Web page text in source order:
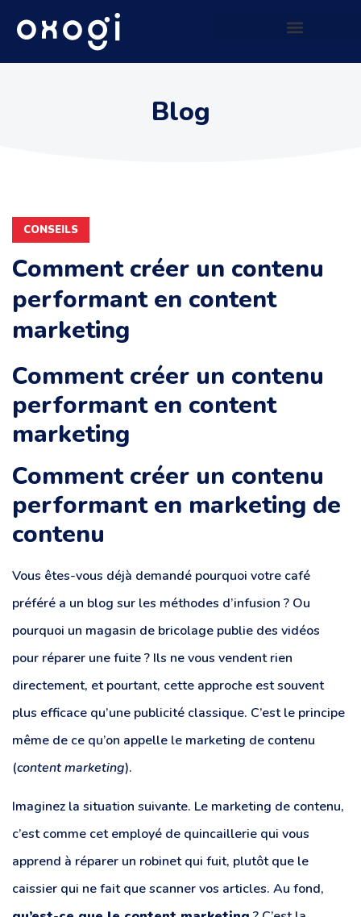
Blog
CONSEILS
Comment créer un contenu
performant en content
marketing
Comment créer un contenu
performant en content
marketing
Comment créer un contenu
performant en marketing de
contenu
Vous êtes-vous déjà demandé pourquoi votre café
préféré a un blog sur les méthodes d’infusion ? Ou
pourquoi un magasin de bricolage publie des vidéos
pour réparer une fuite ? Ils ne vous vendent rien
directement, et pourtant, cette approche est souvent
plus efficace qu’une publicité classique. C’est le principe
même de ce qu’on appelle le marketing de contenu
(content marketing).
Imaginez la situation suivante. Le marketing de contenu,
c’est comme cet employé de quincaillerie qui vous
apprend à réparer un robinet qui fuit, plutôt que le
caissier qui ne fait que scanner vos articles. Au fond,